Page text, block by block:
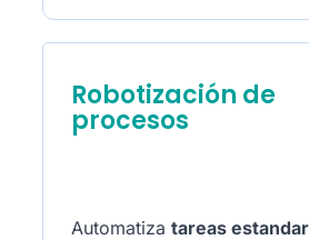
Robotización de
procesos
Automatiza tareas